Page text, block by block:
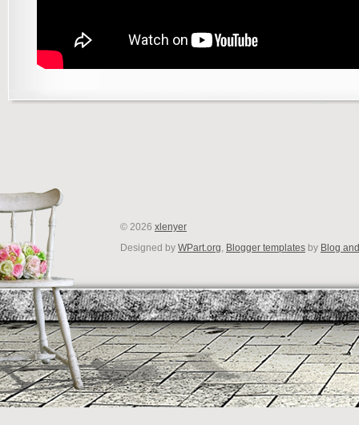
© 2026 xlenyer
Designed by WPart.org, Blogger templates by Blog